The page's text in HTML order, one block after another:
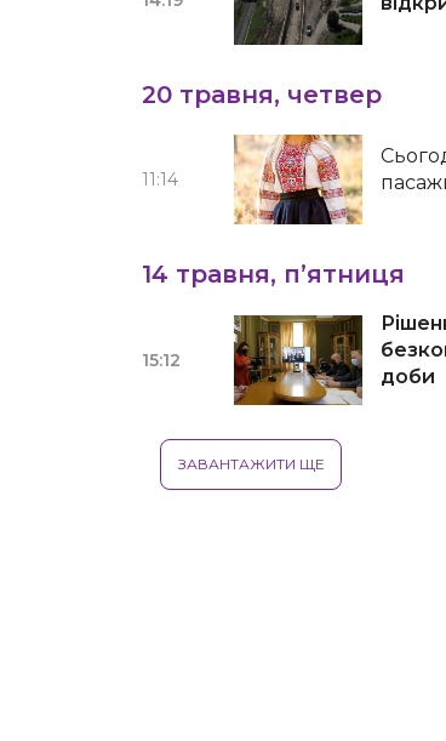
20 травня, четвер
11:14
14 травня, п’ятниця
15:12
доби
ЗАВАНТАЖИТИ ЩЕ